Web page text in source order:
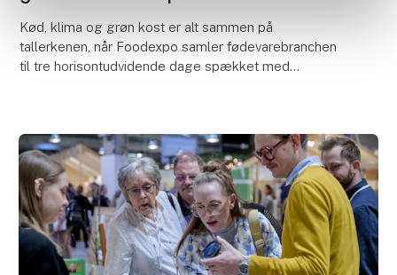
Kød, klima og grøn kost er alt sammen på
tallerkenen, når Foodexpo samler fødevarebranchen
til tre horisontudvidende dage spækket med